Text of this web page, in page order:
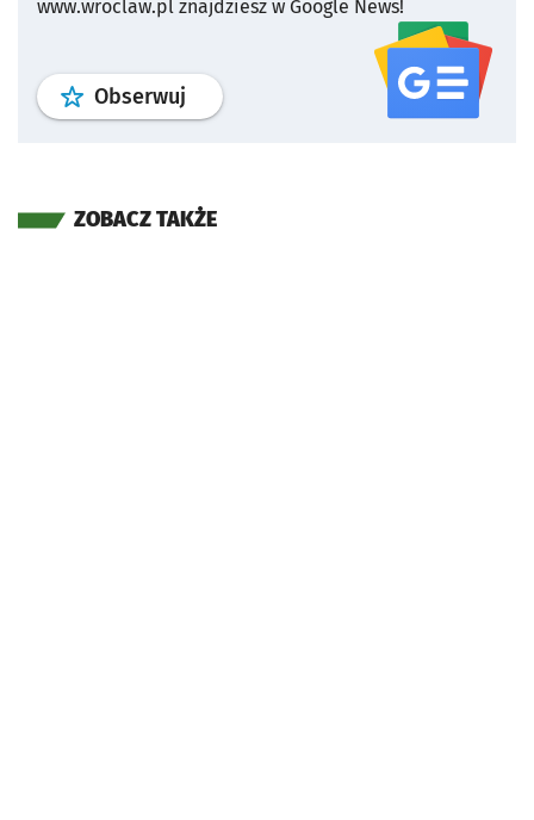
www.wroclaw.pl znajdziesz w Google News!
Obserwuj profil serwisu
ZOBACZ TAKŻE